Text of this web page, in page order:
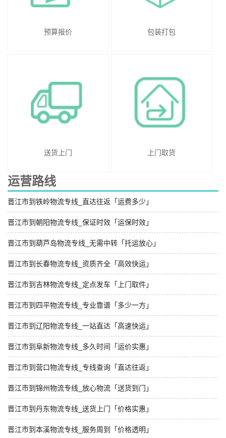
预算报价 包装打包
送货上门 上门取货
运营路线
晋江市到铁岭物流专线_直达往返「运费多少」
晋江市到朝阳物流专线_保证时效「运保时效」
晋江市到葫芦岛物流专线_无需中转「托运放心」
晋江市到长春物流专线_资质齐全「高效快运」
晋江市到吉林物流专线_定点发车「上门取件」
晋江市到四平物流专线_专业靠谱「多少一方」
晋江市到辽阳物流专线_一站直达「高速快运」
晋江市到阜新物流专线_多久时间「运价实惠」
晋江市到营口物流专线_专线查询「直达往返」
晋江市到锦州物流专线_放心物流「送货到门」
晋江市到丹东物流专线_送货上门「价格实惠」
晋江市到本溪物流专线_服务周到「价格透明」